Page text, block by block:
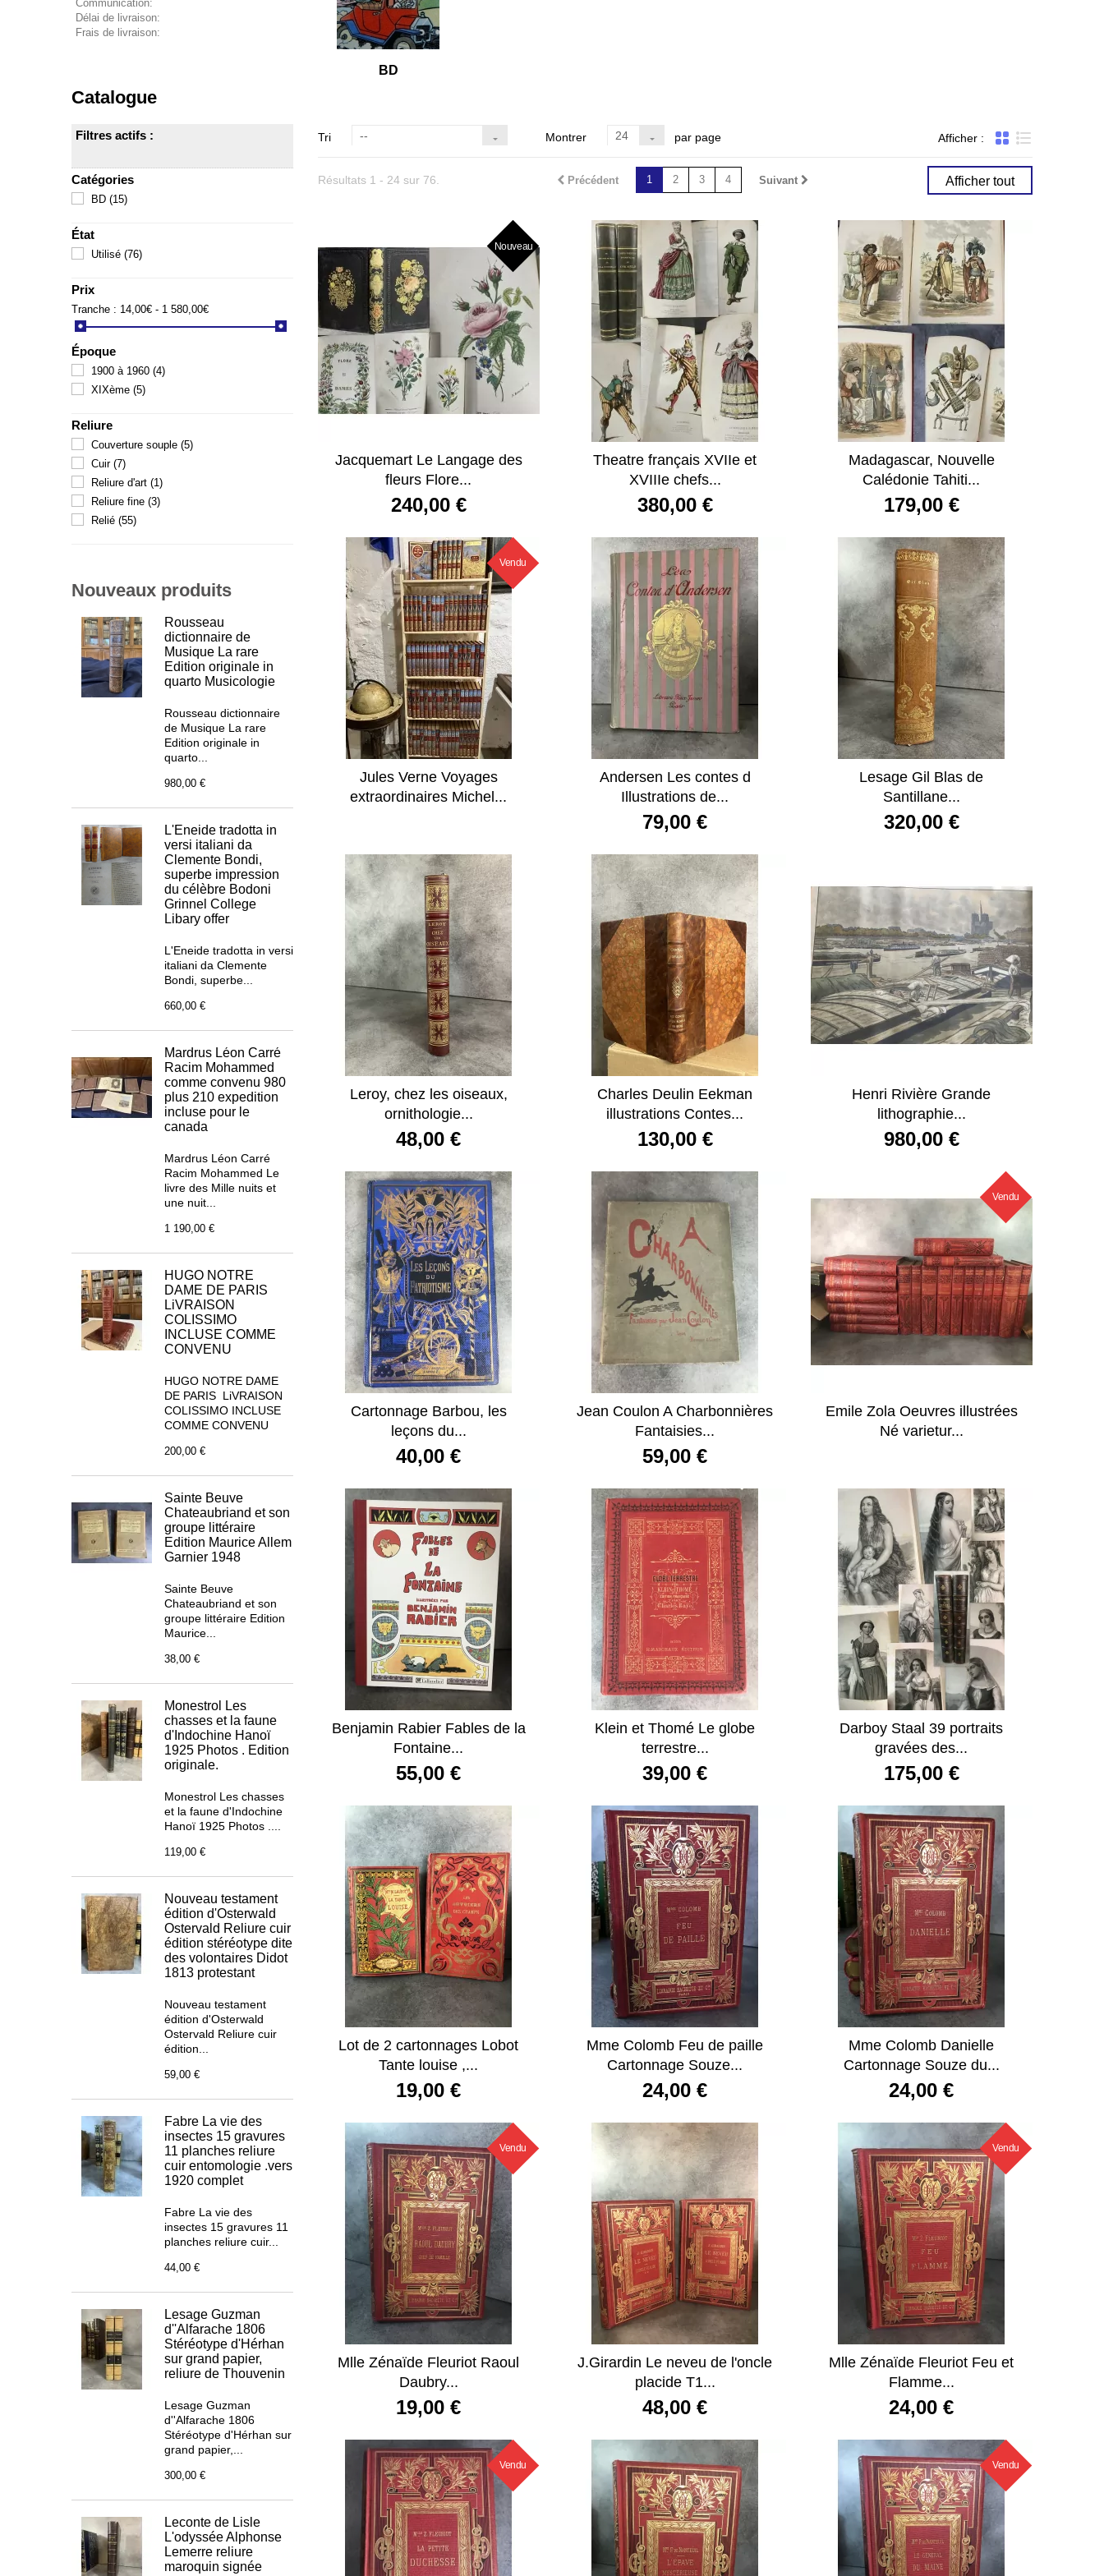
Communication:
Délai de livraison:
Frais de livraison:
Catalogue
Filtres actifs :
Catégories
BD (15)
État
Utilisé (76)
Prix
Tranche : 14,00€ - 1 580,00€
Époque
1900 à 1960 (4)
XIXème (5)
Reliure
Couverture souple (5)
Cuir(7)
Reliure d'art (1)
Reliure fine (3)
Relié (55)
Nouveaux produits
Rousseau
dictionnaire de
Musique La rare
Edition originale in
quarto Musicologie
Rousseau dictionnaire
de Musique La rare
Edition originale in
quarto...
980,00 €
L'Eneide tradotta in
versi italiani da
Clemente Bondi,
superbe impression
du célèbre Bodoni
Grinnel College
Libary offer
L'Eneide tradotta in versi
italiani da Clemente
Bondi, superbe...
660,00 €
Mardrus Léon Carré
Racim Mohammed
comme convenu 980
plus 210 expedition
incluse pour le
canada
Mardrus Léon Carré
Racim Mohammed Le
livre des Mille nuits et
une nuit...
1 190,00 €
HUGO NOTRE
DAME DE PARIS
LiVRAISON
COLISSIMO
INCLUSE COMME
CONVENU
HUGO NOTRE DAME
DE PARIS LiVRAISON
COLISSIMO INCLUSE
COMME CONVENU
200,00 €
Sainte Beuve
Chateaubriand et son
groupe littéraire
Edition Maurice Allem
Garnier 1948
Sainte Beuve
Chateaubriand et son
groupe littéraire Edition
Maurice...
38,00 €
Monestrol Les
chasses et la faune
d'Indochine Hanoï
1925 Photos . Edition
originale.
Monestrol Les chasses
et la faune d'Indochine
Hanoï 1925 Photos ....
119,00 €
Nouveau testament
édition d'Osterwald
Ostervald Reliure cuir
édition stéréotype dite
des volontaires Didot
1813 protestant
Nouveau testament
édition d'Osterwald
Ostervald Reliure cuir
édition...
59,00 €
Fabre La vie des
insectes 15 gravures
11 planches reliure
cuir entomologie .vers
1920 complet
Fabre La vie des
insectes 15 gravures 11
planches reliure cuir...
44,00 €
Lesage Guzman
d''Alfarache 1806
Stéréotype d'Hérhan
sur grand papier,
reliure de Thouvenin
Lesage Guzman
d''Alfarache 1806
Stéréotype d'Hérhan sur
grand papier,...
300,00 €
Leconte de Lisle
L'odyssée Alphonse
Lemerre reliure
maroquin signée
BD
Afficher :
Tri -- Montrer 24 par page
Résultats 1 - 24 sur 76. Afficher tout
Précédent 1 2 3 4 Suivant
Nouveau
Jacquemart Le Langage des
fleurs Flore...
240,00 €
Theatre français XVIIe et
XVIIIe chefs...
380,00 €
Madagascar, Nouvelle
Calédonie Tahiti...
179,00 €
Vendu
Jules Verne Voyages
extraordinaires Michel...
Andersen Les contes d
Illustrations de...
79,00 €
Lesage Gil Blas de
Santillane...
320,00 €
Leroy, chez les oiseaux,
ornithologie...
48,00 €
Charles Deulin Eekman
illustrations Contes...
130,00 €
Henri Rivière Grande
lithographie...
980,00 €
Cartonnage Barbou, les
leçons du...
40,00 €
Jean Coulon A Charbonnières
Fantaisies...
59,00 €
Vendu
Emile Zola Oeuvres illustrées
Né varietur...
Benjamin Rabier Fables de la
Fontaine...
55,00 €
Klein et Thomé Le globe
terrestre...
39,00 €
Darboy Staal 39 portraits
gravées des...
175,00 €
Lot de 2 cartonnages Lobot
Tante louise ,...
19,00 €
Mme Colomb Feu de paille
Cartonnage Souze...
24,00 €
Mme Colomb Danielle
Cartonnage Souze du...
24,00 €
Vendu
Mlle Zénaïde Fleuriot Raoul
Daubry...
19,00 €
J.Girardin Le neveu de l'oncle
placide T1...
48,00 €
Vendu
Mlle Zénaïde Fleuriot Feu et
Flamme...
24,00 €
Vendu Vendu